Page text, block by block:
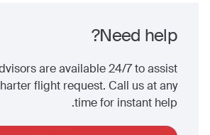
Need help?
are available 24/7 to assist
flight request. Call us at any
time for instant help.